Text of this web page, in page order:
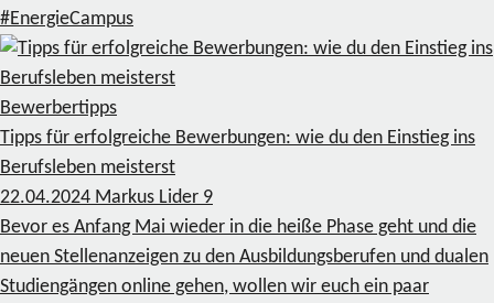
#EnergieCampus
Bewerbertipps
Tipps für erfolgreiche Bewerbungen: wie du den Einstieg ins
Berufsleben meisterst
22.04.2024 Markus Lider 9
Bevor es Anfang Mai wieder in die heiße Phase geht und die
neuen Stellenanzeigen zu den Ausbildungsberufen und dualen
Studiengängen online gehen, wollen wir euch ein paar